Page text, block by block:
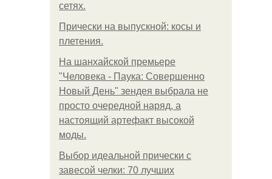
сетях.
Прически на выпускной: косы и
плетения.
На шанхайской премьере
"Человека - Паука: Совершенно
Новый День" зендея выбрала не
просто очередной наряд, а
настоящий артефакт высокой
моды.
Выбор идеальной прически с
завесой челки: 70 лучших